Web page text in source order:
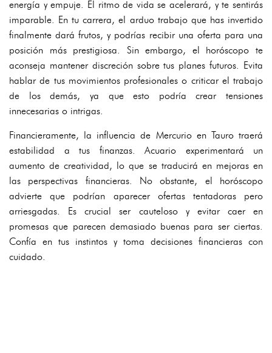
energía y empuje. El ritmo de vida se acelerará, y te sentirás
imparable. En tu carrera, el arduo trabajo que has invertido
finalmente dará frutos, y podrías recibir una oferta para una
posición más prestigiosa. Sin embargo, el horóscopo te
aconseja mantener discreción sobre tus planes futuros. Evita
hablar de tus movimientos profesionales o criticar el trabajo
de los demás, ya que esto podría crear tensiones
innecesarias o intrigas.
Financieramente, la influencia de Mercurio en Tauro traerá
estabilidad a tus finanzas. Acuario experimentará un
aumento de creatividad, lo que se traducirá en mejoras en
las perspectivas financieras. No obstante, el horóscopo
advierte que podrían aparecer ofertas tentadoras pero
arriesgadas. Es crucial ser cauteloso y evitar caer en
promesas que parecen demasiado buenas para ser ciertas.
Confía en tus instintos y toma decisiones financieras con
cuidado.